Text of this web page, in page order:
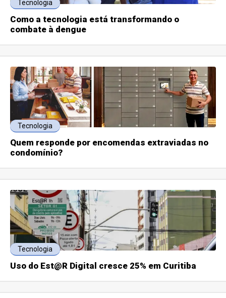
Tecnologia
Como a tecnologia está transformando o
combate à dengue
Tecnologia
Quem responde por encomendas extraviadas no
condomínio?
Tecnologia
Uso do Est@R Digital cresce 25% em Curitiba